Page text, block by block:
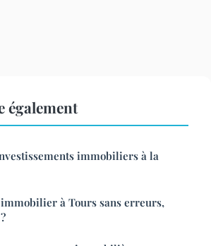
également
immobiliers à la
à Tours sans erreurs,